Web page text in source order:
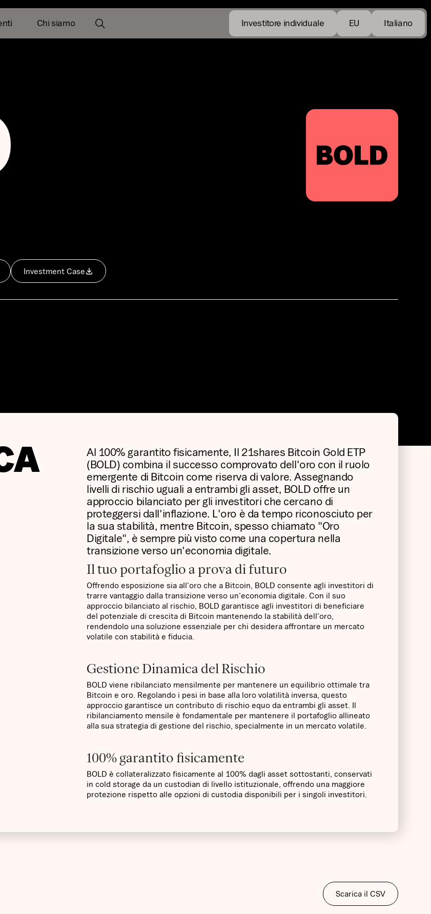
Chi siamo Investitore individuale EU Italiano
Investment Case
Al 100% garantito fisicamente, Il 21shares Bitcoin Gold ETP
(BOLD) combina il successo comprovato dell'oro con il ruolo
emergente di Bitcoin come riserva di valore. Assegnando
livelli di rischio uguali a entrambi gli asset, BOLD offre un
approccio bilanciato per gli investitori che cercano di
proteggersi dall'inflazione. L'oro è da tempo riconosciuto per
la sua stabilità, mentre Bitcoin, spesso chiamato "Oro
Digitale", è sempre più visto come una copertura nella
transizione verso un'economia digitale.
Il tuo portafoglio a prova di futuro
Offrendo esposizione sia all'oro che a Bitcoin, BOLD consente agli investitori di
trarre vantaggio dalla transizione verso un'economia digitale. Con il suo
approccio bilanciato al rischio, BOLD garantisce agli investitori di beneficiare
del potenziale di crescita di Bitcoin mantenendo la stabilità dell'oro,
rendendolo una soluzione essenziale per chi desidera affrontare un mercato
volatile con stabilità e fiducia.
Gestione Dinamica del Rischio
BOLD viene ribilanciato mensilmente per mantenere un equilibrio ottimale tra
Bitcoin e oro. Regolando i pesi in base alla loro volatilità inversa, questo
approccio garantisce un contributo di rischio equo da entrambi gli asset. Il
ribilanciamento mensile è fondamentale per mantenere il portafoglio allineato
alla sua strategia di gestione del rischio, specialmente in un mercato volatile.
100% garantito fisicamente
BOLD è collateralizzato fisicamente al 100% dagli asset sottostanti, conservati
in cold storage da un custodian di livello istituzionale, offrendo una maggiore
protezione rispetto alle opzioni di custodia disponibili per i singoli investitori.
Scarica il CSV